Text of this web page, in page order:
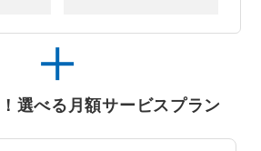
選べる月額サービスプラン